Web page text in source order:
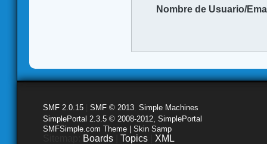
Nombre de Usuario/
SMF 2.0.15 SMF © 2013 Simple Machines
SimplePortal 2.3.5 © 2008-2012, SimplePortal
SMFSimple.com Theme | Skin Samp
Boards Topics XML